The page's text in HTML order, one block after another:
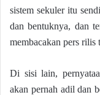
sistem sekuler itu
dan bentuknya, dan
membacakan pers rilis
Di sisi lain,
akan pernah adil dan